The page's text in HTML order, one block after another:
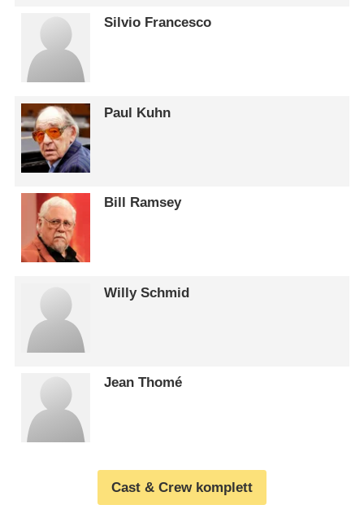
Silvio Francesco
Paul Kuhn
Bill Ramsey
Willy Schmid
Jean Thomé
Cast & Crew komplett